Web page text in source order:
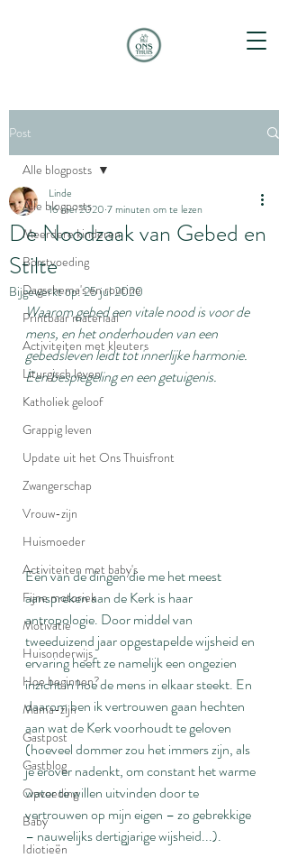
Post
Alle blogposts
Meerdere kinderen
Borstvoeding
Dagschema's en routine
Printbaar materiaal
Activiteiten met kleuters
Liturgisch leven
Katholiek geloof
Grappig leven
Update uit het Ons Thuisfront
Zwangerschap
Vrouw-zijn
Huismoeder
Activiteiten met baby's
Fijne motoriek
Motivatie
Huisonderwijs
Hoe beginnen?
Mama-zijn
Gastpost
Gastblog
Opvoeding
Baby
Idiotieën
Alle blogposts
De Noodzaak van Gebed en
Stilte
Linde
16 mei 2020 7 minuten om te lezen
Bijgewerkt op:25 jul 2020
Waarom gebed een vitale nood is voor de
mens, en het onderhouden van een
gebedsleven leidt tot innerlijke harmonie.
Een bespiegeling en een getuigenis.
Eén van de dingen die me het meest
aanspreken aan de Kerk is haar
antropologie. Door middel van
tweeduizend jaar opgestapelde wijsheid en
ervaring heeft ze namelijk een ongezien
inzicht in hoe de mens in elkaar steekt. En
daarom ben ik vertrouwen gaan hechten
aan wat de Kerk voorhoudt te geloven
(hoeveel dommer zou het immers zijn, als
je erover nadenkt, om constant het warme
water te willen uitvinden door te
vertrouwen op mijn eigen – zo gebrekkige
– nauwelijks dertigjarige wijsheid...).